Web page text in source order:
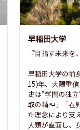
早稲田大学
『目指す未来を
早稲田大学の前
15)年、大隈重
史は"学問の独
取の精神」「在
た理念により支
人類が直面し、